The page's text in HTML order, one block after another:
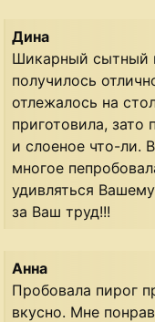
Дина
Шикарный сытный
получилось
отлежалось на
приготовила, зато
и слоеное что-ли.
многое
удивляться
за Ваш труд!!!
Анна
Пробовала пирог
вкусно. Мне